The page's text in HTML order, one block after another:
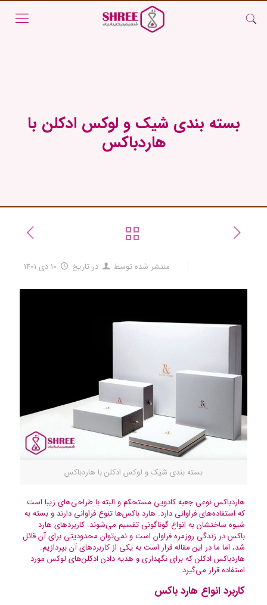
بسته بندی شیک و لوکس ادکلن با
هاردباکس
منتشر شده توسط در تاریخ ۱۰ دی ۱۴۰۱
بسته بندی شیک و لوکس ادکلن با هاردباکس
هاردباکس نوعی جعبه کادویی مستحکم و البته با طراحی‌های زیبا است
که استفاده‌های فراوانی دارد. هارد باکس‌ها تنوع فراوانی دارند و بسته به
شیوه ساختشان به انواع گوناگونی تقسیم می‌شوند. کاربردهای هارد
باکس در زندگی روزمره فراوان است و نمی‌توان محدودیتی برای آن قائل
شد، اما ما در این مقاله قرار است به یکی از کاربردهای آن بپردازیم.
هاردباکس ادکلن که برای نگهداری و هدیه دادن ادکلن‌های لوکس مورد
استفاده قرار می‌گیرد.
کاربرد انواع هارد باکس